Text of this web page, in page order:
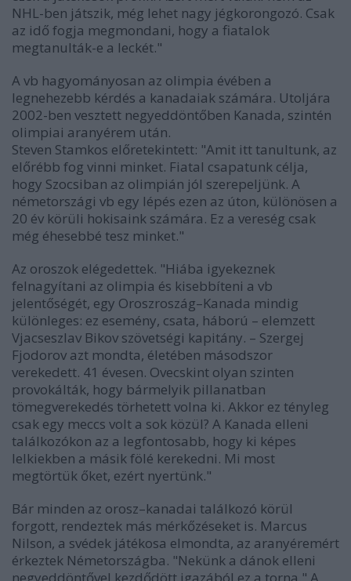
NHL-ben játszik, még lehet nagy jégkorongozó. Csak
az idő fogja megmondani, hogy a fiatalok
megtanulták-e a leckét."
A vb hagyományosan az olimpia évében a
legnehezebb kérdés a kanadaiak számára. Utoljára
2002-ben vesztett negyeddöntőben Kanada, szintén
olimpiai aranyérem után.
Steven Stamkos előretekintett: "Amit itt tanultunk, az
előrébb fog vinni minket. Fiatal csapatunk célja,
hogy Szocsiban az olimpián jól szerepeljünk. A
németországi vb egy lépés ezen az úton, különösen a
20 év körüli hokisaink számára. Ez a vereség csak
még éhesebbé tesz minket."
Az oroszok elégedettek. "Hiába igyekeznek
felnagyítani az olimpia és kisebbíteni a vb
jelentőségét, egy Oroszroszág–Kanada mindig
különleges: ez esemény, csata, háború – elemzett
Vjacseszlav Bikov szövetségi kapitány. – Szergej
Fjodorov azt mondta, életében másodszor
verekedett. 41 évesen. Ovecskint olyan szinten
provokálták, hogy bármelyik pillanatban
tömegverekedés törhetett volna ki. Akkor ez tényleg
csak egy meccs volt a sok közül? A Kanada elleni
találkozókon az a legfontosabb, hogy ki képes
lelkiekben a másik fölé kerekedni. Mi most
megtörtük őket, ezért nyertünk."
Bár minden az orosz–kanadai találkozó körül
forgott, rendeztek más mérkőzéseket is. Marcus
Nilson, a svédek játékosa elmondta, az aranyéremért
érkeztek Németországba. "Nekünk a dánok elleni